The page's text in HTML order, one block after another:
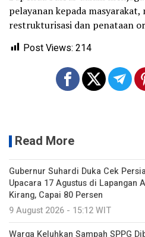
pelayanan kepada
restrukturisasi dan penataan
Post Views: 214
Read More
Gubernur Suhardi Duka Cek
Upacara 17 Agustus di Lapangan
Kirang, Capai 80 Persen
9 August 2026 - 15:12 WIT
Warga Keluhkan Sampah SPPG